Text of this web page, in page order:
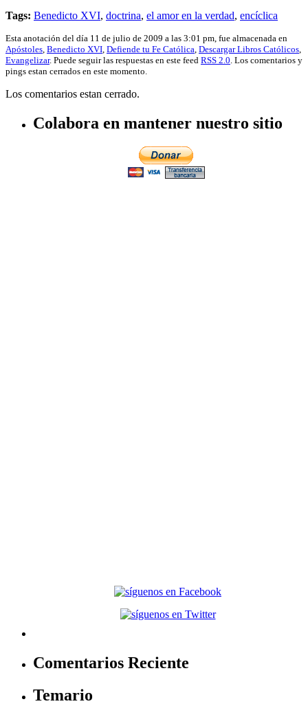
Tags: Benedicto XVI, doctrina, el amor en la verdad, encíclica
Esta anotación del día 11 de julio de 2009 a las 3:01 pm, fue almacenada en
Apóstoles Benedicto XVI Defiende tu Fe Católica Descargar Libros Católicos
Evangelizar. Puede seguir las respuestas en este feed RSS 2.0 . Los comentarios y
pings estan cerrados en este momento.
Los comentarios estan cerrado.
Colabora en mantener nuestro sitio
Comentarios Reciente
Temario